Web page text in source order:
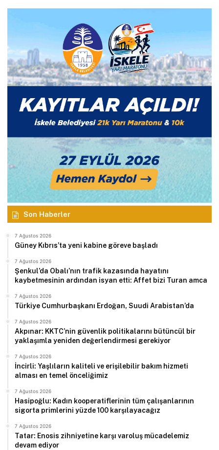
Son Haberler
7 Ağustos 2026
Güney Kıbrıs’ta yeni kabine göreve başladı
7 Ağustos 2026
Şenkul’da Obalı’nın trafik kazasında hayatını
kaybetmesinin ardından isyan etti: Affet bizi Turan amca
7 Ağustos 2026
Türkiye Cumhurbaşkanı Erdoğan, Suudi Arabistan’da
7 Ağustos 2026
Akpınar: KKTC’nin güvenlik politikalarını bütüncül bir
yaklaşımla yeniden değerlendirmesi gerekiyor
7 Ağustos 2026
İncirli: Yaşlıların kaliteli ve erişilebilir bakım hizmeti
alması en temel önceliğimiz
7 Ağustos 2026
Hasipoğlu: Kadın kooperatiflerinin tüm çalışanlarının
sigorta primlerini yüzde 100 karşılayacağız
7 Ağustos 2026
Tatar: Enosis zihniyetine karşı varoluş mücadelemiz
devam ediyor